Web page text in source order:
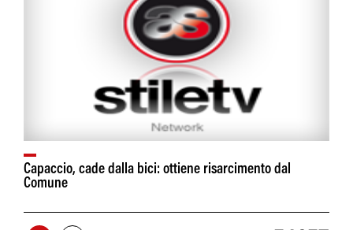
Capaccio, cade dalla bici: ottiene risarcimento dal
Comune